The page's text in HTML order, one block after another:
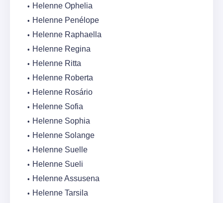
Helenne Ophelia
Helenne Penélope
Helenne Raphaella
Helenne Regina
Helenne Ritta
Helenne Roberta
Helenne Rosário
Helenne Sofia
Helenne Sophia
Helenne Solange
Helenne Suelle
Helenne Sueli
Helenne Assusena
Helenne Tarsila